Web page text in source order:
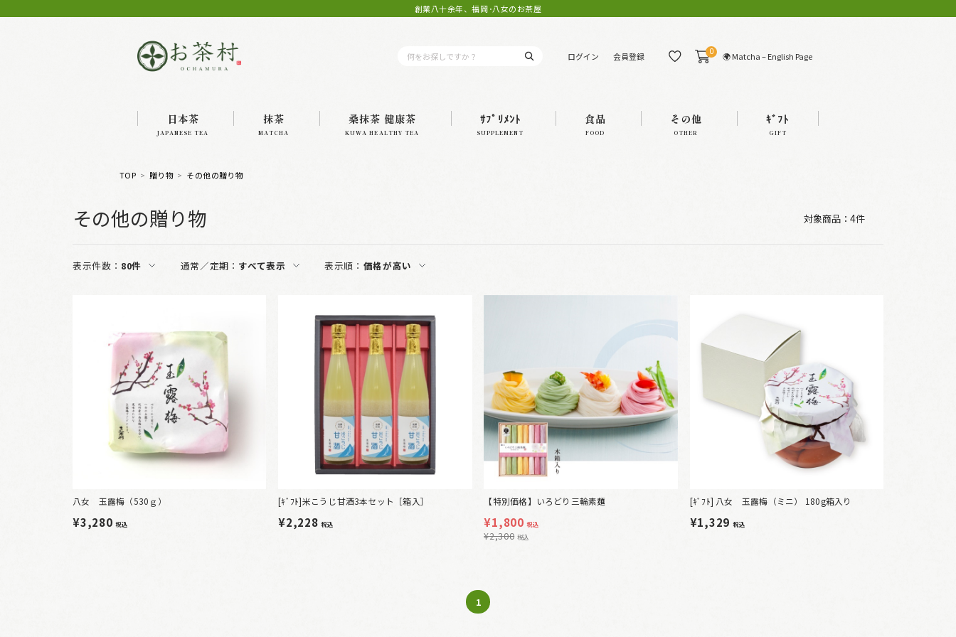
創業八十余年、福岡･八女のお茶屋
ログイン 会員登録 0 🌍 Matcha – English Page
日本茶
JAPANESE TEA
抹茶
MATCHA
桑抹茶 健康茶
KUWA HEALTHY TEA
ｻﾌﾟﾘﾒﾝﾄ
SUPPLEMENT
食品
FOOD
その他
OTHER
ｷﾞﾌﾄ
GIFT
TOP 贈り物 その他の贈り物
その他の贈り物 対象商品：4件
表示件数： 80件 通常／定期： すべて表示 表示順： 価格が高い
八女 玉露梅（530ｇ）
¥3,280税込
[ｷﾞﾌﾄ]米こうじ甘酒3本セット［箱入］
¥2,228税込
【特別価格】いろどり三輪素麺
¥1,800 税込
¥2,300 税込
[ｷﾞﾌﾄ] 八女 玉露梅（ミニ） 180g箱入り
¥1,329 税込
1